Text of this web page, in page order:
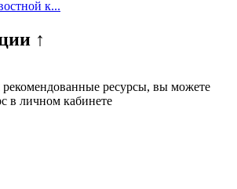
к...
↑
рекомендованные ресурсы, вы можете
в личном кабинете